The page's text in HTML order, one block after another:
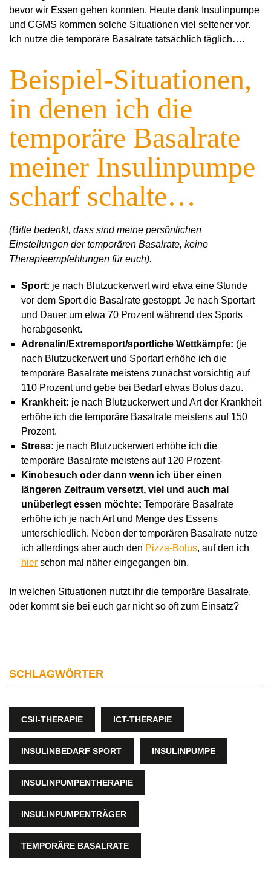
bevor wir Essen gehen konnten. Heute dank Insulinpumpe
und CGMS kommen solche Situationen viel seltener vor.
Ich nutze die temporäre Basalrate tatsächlich täglich….
Beispiel-Situationen,
in denen ich die
temporäre Basalrate
meiner Insulinpumpe
scharf schalte…
(Bitte bedenkt, dass sind meine persönlichen
Einstellungen der temporären Basalrate, keine
Therapieempfehlungen für euch).
Sport: je nach Blutzuckerwert wird etwa eine Stunde
vor dem Sport die Basalrate gestoppt. Je nach Sportart
und Dauer um etwa 70 Prozent während des Sports
herabgesenkt.
Adrenalin/Extremsport/sportliche Wettkämpfe: (je
nach Blutzuckerwert und Sportart erhöhe ich die
temporäre Basalrate meistens zunächst vorsichtig auf
110 Prozent und gebe bei Bedarf etwas Bolus dazu.
Krankheit: je nach Blutzuckerwert und Art der Krankheit
erhöhe ich die temporäre Basalrate meistens auf 150
Prozent.
Stress: je nach Blutzuckerwert erhöhe ich die
temporäre Basalrate meistens auf 120 Prozent-
Kinobesuch oder dann wenn ich über einen
längeren Zeitraum versetzt, viel und auch mal
unüberlegt essen möchte: Temporäre Basalrate
erhöhe ich je nach Art und Menge des Essens
unterschiedlich. Neben der temporären Basalrate nutze
ich allerdings aber auch den Pizza-Bolus, auf den ich
hier schon mal näher eingegangen bin.
In welchen Situationen nutzt ihr die temporäre Basalrate,
oder kommt sie bei euch gar nicht so oft zum Einsatz?
SCHLAGWÖRTER
CSII-THERAPIE ICT-THERAPIE
INSULINBEDARF SPORT INSULINPUMPE
INSULINPUMPENTHERAPIE
INSULINPUMPENTRÄGER
TEMPORÄRE BASALRATE